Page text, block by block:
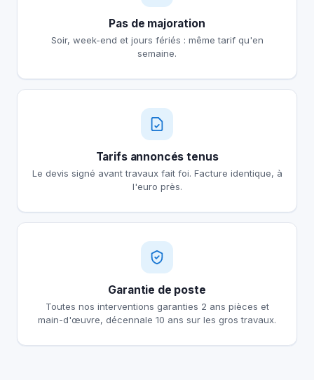
Pas de majoration
Soir, week-end et jours fériés : même tarif qu'en
semaine.
Tarifs annoncés tenus
Le devis signé avant travaux fait foi. Facture identique, à
l'euro près.
Garantie de poste
Toutes nos interventions garanties 2 ans pièces et
main-d'œuvre, décennale 10 ans sur les gros travaux.